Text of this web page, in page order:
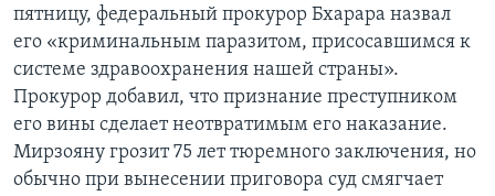
пятницу, федеральный прокурор Бхарара назвал
его «криминальным паразитом, присосавшимся к
системе здравоохранения нашей страны».
Прокурор добавил, что признание преступником
его вины сделает неотвратимым его наказание.
Мирзояну грозит 75 лет тюремного заключения, но
обычно при вынесении приговора суд смягчает